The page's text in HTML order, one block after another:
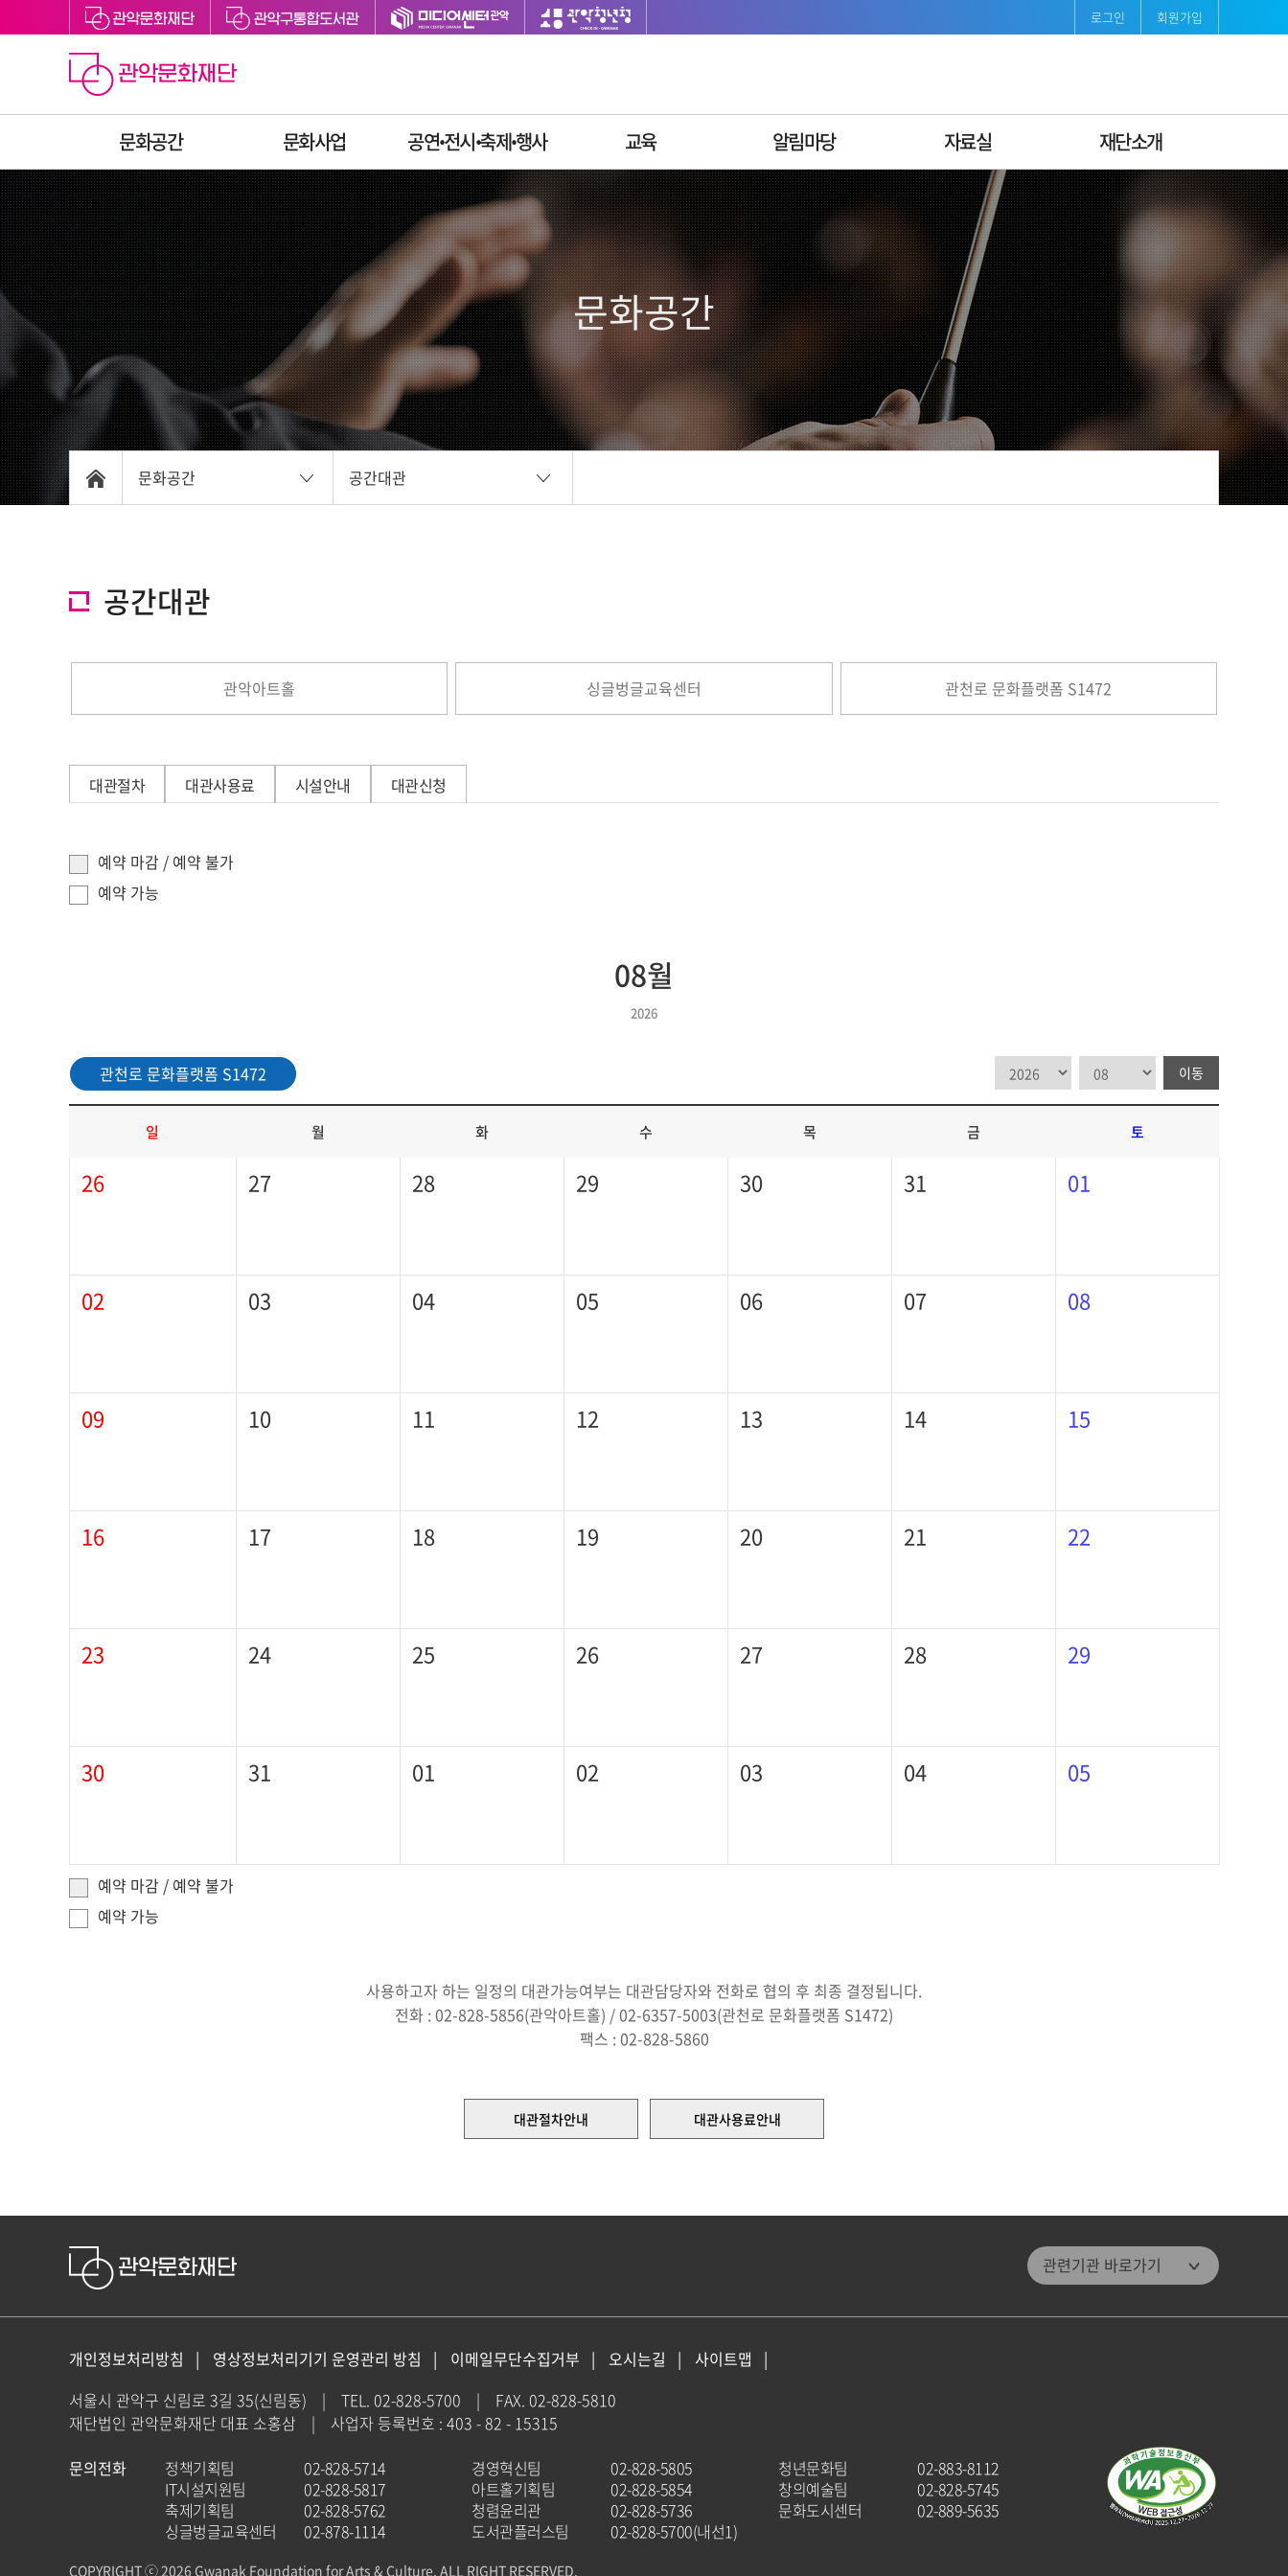
로그인 회원가입
문화공간
관악아트홀
관악구립도서관
관악어린이라운지
싱글벙글교육센터
미디어센터관악
관천로 문화플랫폼
S1472
관악청년청
공간대관
문화사업
예술지원
축제
문화향유
예술교육
문화복지
청년문화
후원
공연ꞏ전시ꞏ축제ꞏ행사
이달의 일정
공연안내
전시안내
축제안내
행사안내
교육
싱글벙글교육센터
알림마당
재단소식
사업공고
입찰공고
채용정보
질문과답변
자주묻는질문
자료실
보도자료
발간자료
서식자료
재단소개
재단소개
인사말
연혁
조직도ꞏ팀별안내
비전·미션 & CI
경영공시
지속가능경영
오시는길
문화공간
문화공간 공간대관
공간대관
관악아트홀 싱글벙글교육센터 관천로 문화플랫폼 S1472
대관절차 대관사용료 시설안내 대관신청
예약 마감 / 예약 불가
예약 가능
08월
2026
관천로 문화플랫폼 S1472 이동
아트홀 대관현황
일 월 화 수 목 금 토
26 27 28 29 30 31 01
02 03 04 05 06 07 08
09 10 11 12 13 14 15
16 17 18 19 20 21 22
23 24 25 26 27 28 29
30 31 01 02 03 04 05
예약 마감 / 예약 불가
예약 가능
사용하고자 하는 일정의 대관가능여부는 대관담당자와 전화로 협의 후 최종 결정됩니다.
전화 : 02-828-5856(관악아트홀) / 02-6357-5003(관천로 문화플랫폼 S1472)
팩스 : 02-828-5860
대관절차안내 대관사용료안내
관련기관 바로가기
관악문화재단
관악구통합도서관
미디어센터관악
개인정보처리방침 영상정보처리기기 운영관리 방침 이메일무단수집거부 오시는길
사이트맵
서울시 관악구 신림로 3길 35(신림동)
| TEL. 02-828-5700 |
FAX. 02-828-5810
재단법인 관악문화재단 대표 소홍삼
|
사업자 등록번호 : 403 - 82 - 15315
문의전화
정책기획팀 02-828-5714 경영혁신팀 02-828-5805 청년문화팀
02-883-8112
IT시설지원팀
02-828-5817 아트홀기획팀 02-828-5854 창의예술팀
02-828-5745
축제기획팀
02-828-5762 청렴윤리관 02-828-5736 문화도시센터
02-889-5635
싱글벙글교육센터
02-878-1114 도서관플러스팀 02-828-5700(내선1)
COPYRIGHT ⓒ 2026 Gwanak Foundation for Arts & Culture. ALL RIGHT RESERVED.